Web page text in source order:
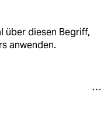
über diesen Begriff,
anwenden.